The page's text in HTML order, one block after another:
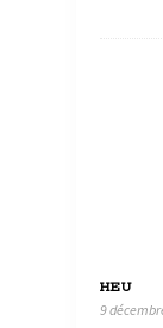
HEU
9